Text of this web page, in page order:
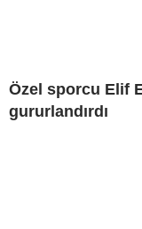
Özel sporcu Elif
gururlandırdı